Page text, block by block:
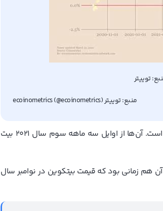
توییتر
منبع: توییتر ecoinometrics (@ecoinometrics)
در این نمودار حساب‌هایی با موجودی 1 بیتکوین و کمتر نشان داده شده است. آن‌ها از اوایل سه ماهه سوم سال 2021 بیت
هم زمانی بود که قیمت بیتکوین در نوامبر سال